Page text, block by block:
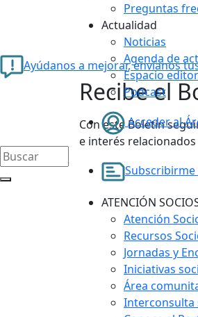
Preguntas
Actualidad
Noticias
Agenda de
Espacio
Podcast
Acceder al
Ayúdanos a mejorar, envíanos
Recibe el
Con este Boletín
e interés
Subscribirme
ATENCIÓN
Atención
Recursos
Jornadas y
Iniciativas
Área
Interconsulta